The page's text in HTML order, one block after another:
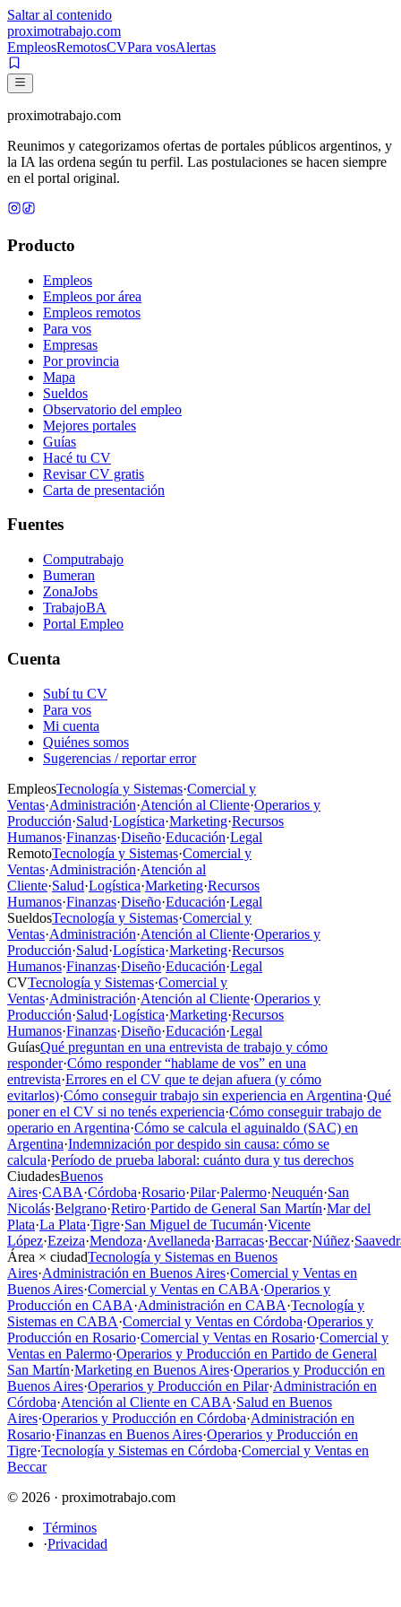
Saltar al contenido
proximotrabajo.com
EmpleosRemotosCVPara vosAlertas
proximotrabajo.com
Reunimos y categorizamos ofertas de portales públicos argentinos, y
la IA las ordena según tu perfil. Las postulaciones se hacen siempre
en el portal original.
Producto
Empleos
Empleos por área
Empleos remotos
Para vos
Empresas
Por provincia
Mapa
Sueldos
Observatorio del empleo
Mejores portales
Guías
Hacé tu CV
Revisar CV gratis
Carta de presentación
Fuentes
Computrabajo
Bumeran
ZonaJobs
TrabajoBA
Portal Empleo
Cuenta
Subí tu CV
Para vos
Mi cuenta
Quiénes somos
Sugerencias / reportar error
EmpleosTecnología y Sistemas·Comercial y
Ventas·Administración·Atención al Cliente·Operarios y
Producción·Salud·Logística·Marketing·Recursos
Humanos·Finanzas·Diseño·Educación·Legal
RemotoTecnología y Sistemas·Comercial y
Ventas·Administración·Atención al
Cliente·Salud·Logística·Marketing·Recursos
Humanos·Finanzas·Diseño·Educación·Legal
SueldosTecnología y Sistemas·Comercial y
Ventas·Administración·Atención al Cliente·Operarios y
Producción·Salud·Logística·Marketing·Recursos
Humanos·Finanzas·Diseño·Educación·Legal
CVTecnología y Sistemas·Comercial y
Ventas·Administración·Atención al Cliente·Operarios y
Producción·Salud·Logística·Marketing·Recursos
Humanos·Finanzas·Diseño·Educación·Legal
GuíasQué preguntan en una entrevista de trabajo y cómo
responder·Cómo responder “hablame de vos” en una
entrevista·Errores en el CV que te dejan afuera (y cómo
evitarlos)·Cómo conseguir trabajo sin experiencia en Argentina·Qué
poner en el CV si no tenés experiencia·Cómo conseguir trabajo de
operario en Argentina·Cómo se calcula el aguinaldo (SAC) en
Argentina·Indemnización por despido sin causa: cómo se
calcula·Período de prueba laboral: cuánto dura y tus derechos
CiudadesBuenos
Aires·CABA·Córdoba·Rosario·Pilar·Palermo·Neuquén·San
Nicolás·Belgrano·Retiro·Partido de General San Martín·Mar del
Plata·La Plata·Tigre·San Miguel de Tucumán·Vicente
López·Ezeiza·Mendoza·Avellaneda·Barracas·Beccar·Núñez·
Área × ciudadTecnología y Sistemas en Buenos
Aires·Administración en Buenos Aires·Comercial y Ventas en
Buenos Aires·Comercial y Ventas en CABA·Operarios y
Producción en CABA·Administración en CABA·Tecnología y
Sistemas en CABA·Comercial y Ventas en Córdoba·Operarios y
Producción en Rosario·Comercial y Ventas en Rosario·Comercial y
Ventas en Palermo·Operarios y Producción en Partido de General
San Martín·Marketing en Buenos Aires·Operarios y Producción en
Buenos Aires·Operarios y Producción en Pilar·Administración en
Córdoba·Atención al Cliente en CABA·Salud en Buenos
Aires·Operarios y Producción en Córdoba·Administración en
Rosario·Finanzas en Buenos Aires·Operarios y Producción en
Tigre·Tecnología y Sistemas en Córdoba·Comercial y Ventas en
Beccar
© 2026 · proximotrabajo.com
Términos
·Privacidad